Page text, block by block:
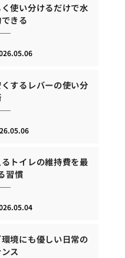
使い分けるだけで水
きる
するレバーの使い分
トイレの維持費を最
習慣
境にも優しい日常の
ス